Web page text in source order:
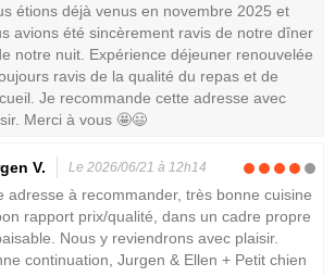
étions déjà venus en novembre 2025 et
avions été sincèrement ravis de notre dîner
notre nuit. Expérience déjeuner renouvelée
ravis de la qualité du repas et de
Je recommande cette adresse avec
Merci à vous 🤩😃
V. Le 2026/06/21 à 12h14
adresse à recommander, très bonne cuisine
rapport prix/qualité, dans un cadre propre
Nous y reviendrons avec plaisir.
continuation, Jurgen & Ellen + Petit chien